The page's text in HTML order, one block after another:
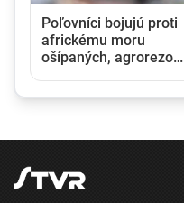
Poľovníci bojujú proti
africkému moru
ošípaných, agrorezort